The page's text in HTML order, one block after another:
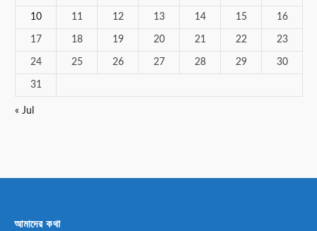
10 11 12 13 14 15 16
17 18 19 20 21 22 23
24 25 26 27 28 29 30
31
« Jul
আমাদের কথা